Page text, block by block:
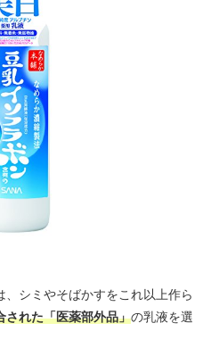
シミやそばかすをこれ以上作ら
された「医薬部外品」の乳液を選